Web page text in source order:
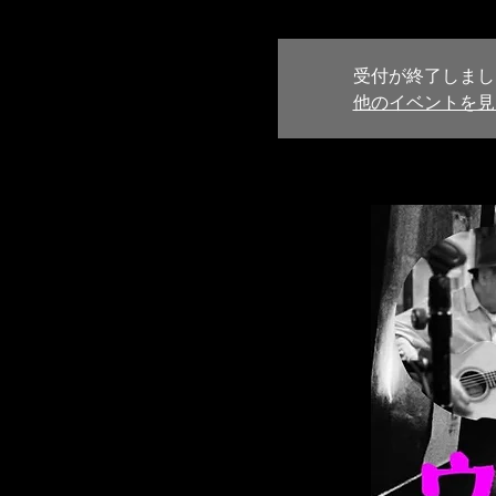
受付が終了しま
他のイベントを